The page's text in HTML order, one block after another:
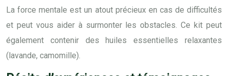
La force mentale est un atout précieux en cas de difficultés
et peut vous aider à surmonter les obstacles. Ce kit peut
également contenir des huiles essentielles relaxantes
(lavande, camomille).